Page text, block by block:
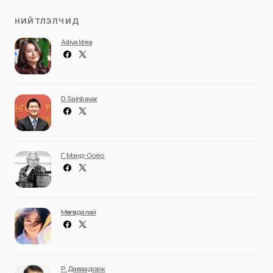
НИЙТЛЭЛЧИД
Adiya Idea
D. Sainbayar
Г. Мэнд-Ооёо
Мөнгөндалай
Р. Даваадорж